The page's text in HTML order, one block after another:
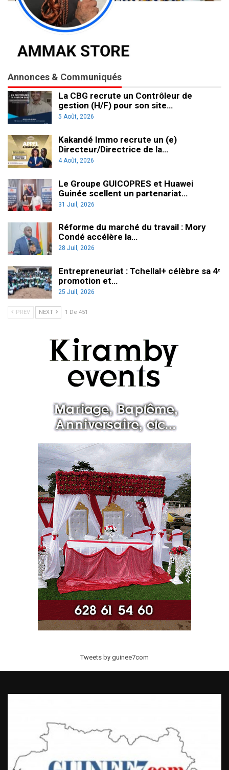
Annonces & Communiqués
La CBG recrute un Contrôleur de
gestion (H/F) pour son site…
5 Août, 2026
Kakandé Immo recrute un (e)
Directeur/Directrice de la…
4 Août, 2026
Le Groupe GUICOPRES et Huawei
Guinée scellent un partenariat…
31 Juil, 2026
Réforme du marché du travail : Mory
Condé accélère la…
28 Juil, 2026
Entrepreneuriat : Tchellal+ célèbre sa 4ᵉ
promotion et…
25 Juil, 2026
PREV NEXT 1 De 451
Tweets by guinee7com